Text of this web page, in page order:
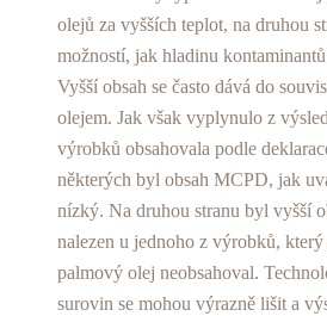
olejů za vyšších teplot, na druhou
možností, jak hladinu
Vyšší obsah se často dává do
olejem. Jak však vyplynulo z
výrobků obsahovala podle
některých byl obsah MCPD, jak
nízký. Na druhou stranu byl vyšší
nalezen u jednoho z výrobků,
palmový olej neobsahoval.
surovin se mohou výrazně lišit a